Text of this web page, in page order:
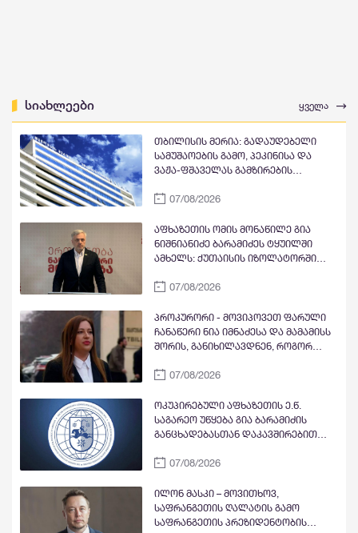
სიახლეები ყველა
თბილისის მერია: გადაუდებელი
სამუშაოების გამო, პეკინისა და
ვაჟა-ფშაველას გამზირების
მიმართულებით მოძრაობა
07/08/2026
აფხაზეთის ომის მონაწილე გია
ნიშნიანიძე ბარამიძეს ტყუილში
ამხელს: ქუთაისის იზოლატორში
მეომარი, იმავე დღეს გავფრინდი
არძინბა, ოზგანი და ბესლან
კობახია, მოიყვანეს ჩვენი ბიჭები და
მოხდა გაცვლა ყველა ყველაზე. რა
ბარამიძე არც ყოფილა და არც
07/08/2026
პროკურორი - მოვიპოვეთ ფარული
ჩანაწერი ნია იმნაძესა და მამამისს
შორის, განიხილავდნენ, როგორ
ნიას მამა ამბობს, რომ არასწორად
სხვანაირად ვერ მოიქცეოდა,
თანამედროვე ეპოქაში სხვანაირად
ხდება
07/08/2026
ოკუპირებული აფხაზეთის ე.წ.
საგარეო უწყება გია ბარამიძის
განცხადებასთან დაკავშირებით
„განცხადებას“ ავრცელებს
07/08/2026
ილონ მასკი – მოვითხოვ,
საფრანგეთის ღალატის გამო
საფრანგეთის პრეზიდენტობის